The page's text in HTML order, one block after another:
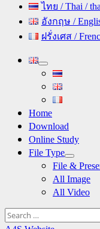
ไทย / Thai /
อังกฤษ /
ฝรั่งเศส /
Primary
Home
Download
Online Study
File Type
File &
All Image
All Video
Search